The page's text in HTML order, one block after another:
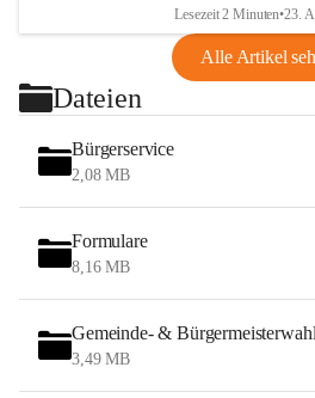
Lesezeit 2 Minuten•23.
Alle Artikel
Dateien
Bürgerservice
2,08 MB
Formulare
8,16 MB
Gemeinde- & Bürgermeisterwahl
3,49 MB